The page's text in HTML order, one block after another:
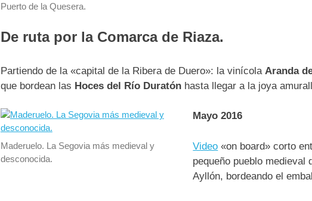
Puerto de la Quesera.
De ruta por la Comarca de Riaza.
Partiendo de la «capital de la Ribera de Duero»: la vinícola Aranda
que bordean las Hoces del Río Duratónhasta llegar a la joya
Maderuelo. La Segovia más medieval y
desconocida.
Mayo 2016
Video «on board» corto
pequeño pueblo medieval
Ayllón, bordeando el